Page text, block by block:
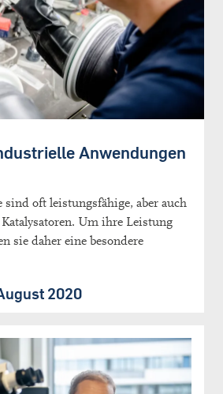
Anwendungen
sind oft leistungsfähige, aber auch
Um ihre Leistung
sie daher eine besondere
2020